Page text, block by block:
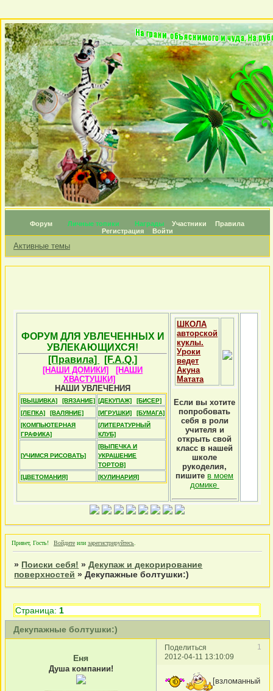
Форум Личные топики Награды Участники
Правила
Регистрация
Войти
Активные темы
ФОРУМ ДЛЯ УВЛЕЧЕННЫХ И
УВЛЕКАЮЩИХСЯ!
[Правила]
[F.A.Q.]
[НАШИ ДОМИКИ]
[НАШИ
ХВАСТУШКИ]
НАШИ УВЛЕЧЕНИЯ
[ВЫШИВКА] [ВЯЗАНИЕ] [ДЕКУПАЖ]
[БИСЕР]
[ЛЕПКА]
[ВАЛЯНИЕ] [ИГРУШКИ]
[БУМАГА]
[КОМПЬЮТЕРНАЯ
ГРАФИКА]
[ЛИТЕРАТУРНЫЙ
КЛУБ]
[УЧИМСЯ РИСОВАТЬ]
[ВЫПЕЧКА И
УКРАШЕНИЕ
ТОРТОВ]
[ЦВЕТОМАНИЯ]
[КУЛИНАРИЯ]
ШКОЛА
авторской
куклы.
Уроки
ведет
Акуна
Матата
Если вы хотите
попробовать
себя в роли
учителя и
открыть свой
класс в нашей
школе
рукоделия,
пишите в моем
домике
Привет, Гость! Войдите или зарегистрируйтесь
» Поиски себя! »Декупаж и декорирование
поверхностей »Декупажные болтушки:)
Декупажные болтушки:)
Страница: 1
Поделиться
1
2012-04-11 13:10:09
Еня
Душа компании!
[взломанный